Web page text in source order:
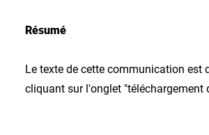
Résumé
Le texte de cette communication est
cliquant sur l'onglet "téléchargement